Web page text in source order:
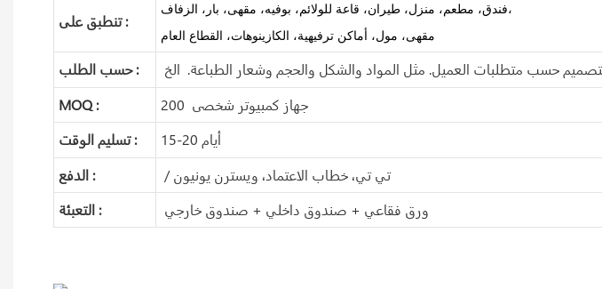
تنطبق على :
فندق، مطعم، منزل، طيران، قاعة للولائم، بوفيه، مقهى، بار، الزفاف،
مقهى، مول، أماكن ترفيهية، الكازينوهات، القطاع العام
حسب الطلب :
MOQ :
200 جهاز كمبيوتر شخصى
تسليم الوقت :
15-20 أيام
الدفع :
/ تي تي، خطاب الاعتماد، ويسترن يونيون
التعبئة :
ورق فقاعي + صندوق داخلي + صندوق خارجي